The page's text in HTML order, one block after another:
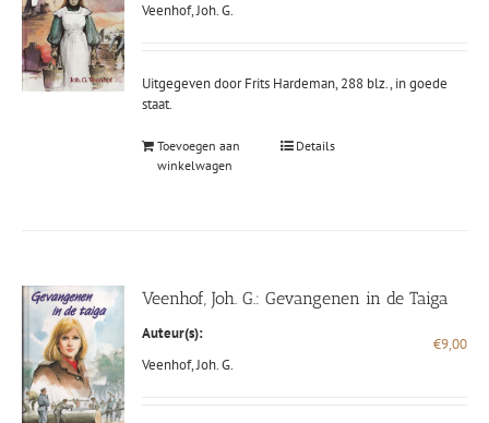
Veenhof, Joh. G.
Uitgegeven door Frits Hardeman, 288 blz., in goede
staat.
Toevoegen aan
winkelwagen
Details
Veenhof, Joh. G.: Gevangenen in de Taiga
Auteur(s):
Veenhof, Joh. G.
€9,00